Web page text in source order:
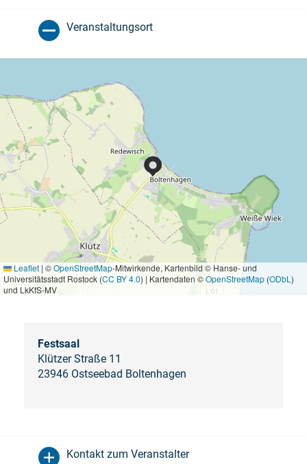
Veranstaltungsort
Leaflet | ©OpenStreetMap-Mitwirkende, Kartenbild © Hanse- und
Universitätsstadt Rostock (CC BY 4.0) | Kartendaten ©OpenStreetMap (ODbL )
und LkKfS-MV
Festsaal
Klützer Straße 11
23946 Ostseebad Boltenhagen
Kontakt zum Veranstalter